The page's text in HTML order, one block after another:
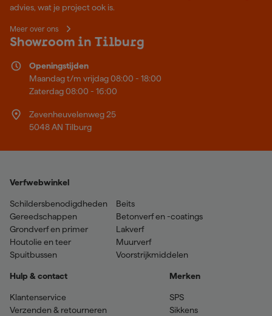
advies, wat je project ook is.
Meer over ons
Showroom in Tilburg
Openingstijden
Maandag t/m vrijdag 08:00 - 18:00
Zaterdag 08:00 - 16:00
Zevenheuvelenweg 25
5048 AN Tilburg
Verfwebwinkel
Schildersbenodigdheden
Gereedschappen
Grondverf en primer
Houtolie en teer
Spuitbussen
Beits
Betonverf en -coatings
Lakverf
Muurverf
Voorstrijkmiddelen
Hulp & contact
Klantenservice
Verzenden & retourneren
Merken
SPS
Sikkens